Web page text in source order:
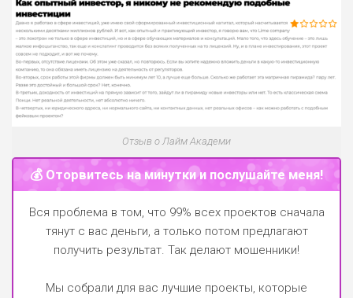
Отзыв о Лайм Академи
💰 Оторвитесь на минутки и послушайте меня!
Вся проблема в том, что 99% всех проектов сначала
тянут с вас деньги, а только потом предлагают
получить результат. Так делают мошенники!
Мы собрали для вас лучшие проекты, которые